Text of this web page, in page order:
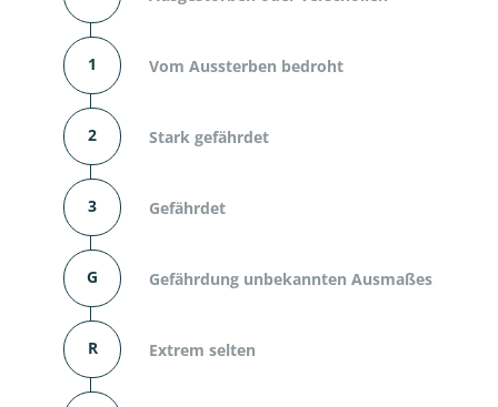
1 Vom Aussterben bedroht
2 Stark gefährdet
3 Gefährdet
G Gefährdung unbekannten Ausmaßes
R Extrem selten